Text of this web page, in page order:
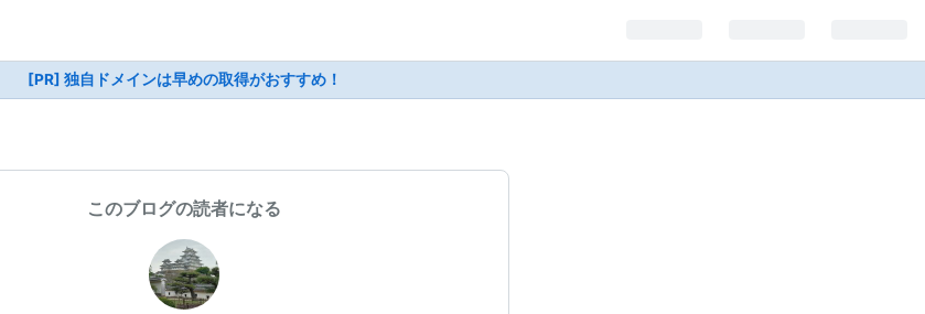
[PR] 独自ドメインは早めの取得がおすすめ！
このブログの読者になる